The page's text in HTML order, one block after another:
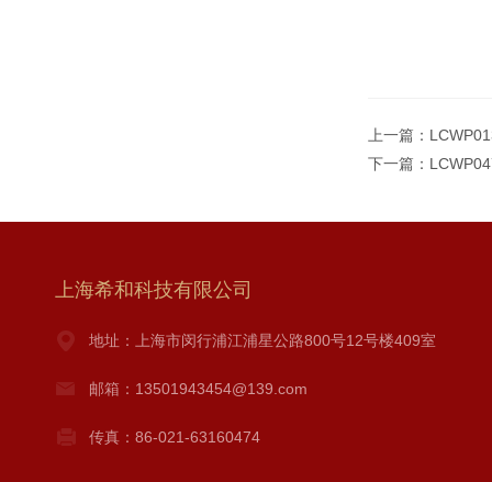
上一篇：
下一篇：
上海希和科技有限公司
地址：上海市闵行浦江浦星公路800号12号楼409室
邮箱：13501943454@139.com
传真：86-021-63160474